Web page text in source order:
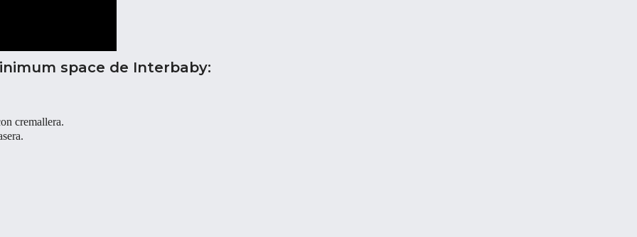
space de Interbaby:
cremallera.